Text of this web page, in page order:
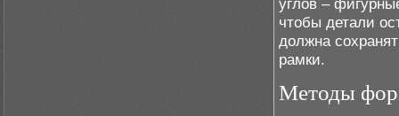
углов –
чтобы детали
должна
рамки.
Методы